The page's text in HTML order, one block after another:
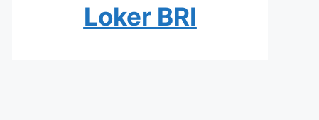
Loker BRI